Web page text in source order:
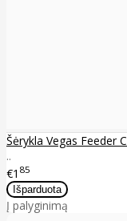
Šėrykla Vegas Feeder
..
€1 85
Į palyginimą